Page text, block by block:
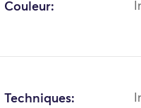
Couleur:
Techniques: